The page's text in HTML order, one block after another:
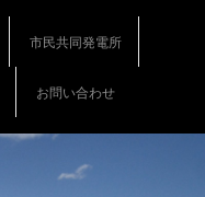
市民共同発電所
お問い合わせ